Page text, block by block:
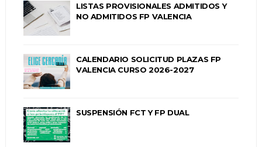
LISTAS PROVISIONALES ADMITIDOS Y
NO ADMITIDOS FP VALENCIA
CALENDARIO SOLICITUD PLAZAS FP
VALENCIA CURSO 2026-2027
SUSPENSIÓN FCT Y FP DUAL